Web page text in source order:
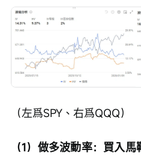
（左爲SPY、右爲QQQ）
（1）做多波動率：買入